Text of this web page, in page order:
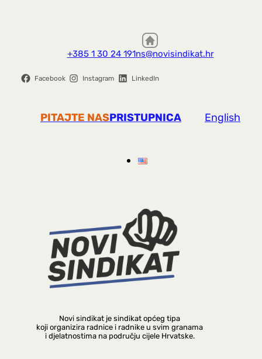
+385 1 30 24 191ns@novisindikat.hr
Facebook Instagram LinkedIn
PITAJTE NASPRISTUPNICA English
Novi sindikat je sindikat općeg tipa
koji organizira radnice i radnike u svim granama
i djelatnostima na području cijele Hrvatske.